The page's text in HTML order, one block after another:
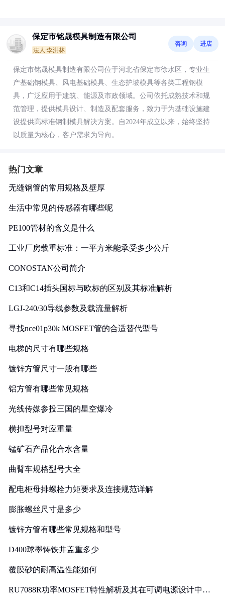
保定市铭晟模具制造有限公司
法人:李洪林
咨询 进店
保定市铭晟模具制造有限公司位于河北省保定市徐水区，专业生
产基础钢模具、风电基础模具、生态护坡模具等各类工程钢模
具，广泛应用于建筑、能源及市政领域。公司依托成熟技术和规
范管理，提供模具设计、制造及配套服务，致力于为基础设施建
设提供高标准钢制模具解决方案。自2024年成立以来，始终坚持
以质量为核心，客户需求为导向。
热门文章
无缝钢管的常用规格及壁厚
生活中常见的传感器有哪些呢
PE100管材的含义是什么
工业厂房载重标准：一平方米能承受多少公斤
CONOSTAN公司简介
C13和C14插头国标与欧标的区别及其标准解析
LGJ-240/30导线参数及载流量解析
寻找nce01p30k MOSFET管的合适替代型号
电梯的尺寸有哪些规格
镀锌方管尺寸一般有哪些
铝方管有哪些常见规格
光线传媒参投三国的星空爆冷
横担型号对应重量
锰矿石产品化合水含量
曲臂车规格型号大全
配电柜母排螺栓力矩要求及连接规范详解
膨胀螺丝尺寸是多少
镀锌方管有哪些常见规格和型号
D400球墨铸铁井盖重多少
覆膜砂的耐高温性能如何
RU7088R功率MOSFET特性解析及其在可调电源设计中的